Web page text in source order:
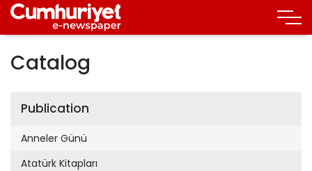
Catalog
Publication
Anneler Günü
Atatürk Kitapları